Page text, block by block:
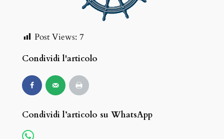
Post Views: 7
Condividi l'articolo
Condividi l’articolo su WhatsApp